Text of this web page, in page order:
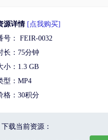
源详情 [点我购买]
号： FEIR-0032
长：75分钟
小：1.3 GB
型：MP4
格：30积分
下载当前资源：